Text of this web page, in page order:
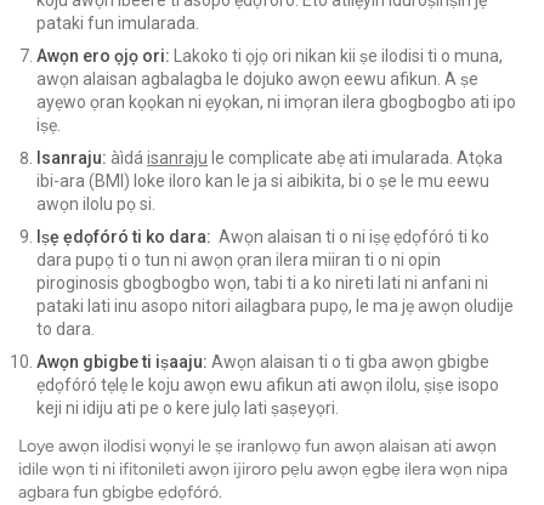
pataki fun imularada.
Awọn ero ọjọ ori: Lakoko ti ọjọ ori nikan kii ṣe ilodisi ti o muna,
awọn alaisan agbalagba le dojuko awọn eewu afikun. A ṣe
ayẹwo ọran kọọkan ni ẹyọkan, ni imọran ilera gbogbogbo ati ipo
iṣẹ.
Isanraju: àìdáisanraju le complicate abẹ ati imularada. Atọka
ibi-ara (BMI) loke iloro kan le ja si aibikita, bi o ṣe le mu eewu
awọn ilolu pọ si.
Iṣẹ ẹdọfóró ti ko dara: Awọn alaisan ti o ni iṣẹ ẹdọfóró ti ko
dara pupọ ti o tun ni awọn ọran ilera miiran ti o ni opin
piroginosis gbogbogbo wọn, tabi ti a ko nireti lati ni anfani ni
pataki lati inu asopo nitori ailagbara pupọ, le ma jẹ awọn oludije
to dara.
Awọn gbigbe ti iṣaaju: Awọn alaisan ti o ti gba awọn gbigbe
ẹdọfóró tẹlẹ le koju awọn ewu afikun ati awọn ilolu, ṣiṣe isopo
keji ni idiju ati pe o kere julọ lati ṣaṣeyọri.
Loye awọn ilodisi wọnyi le ṣe iranlọwọ fun awọn alaisan ati awọn
idile wọn ti ni ifitonileti awọn ijiroro pẹlu awọn ẹgbẹ ilera wọn nipa
agbara fun gbigbe ẹdọfóró.